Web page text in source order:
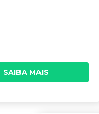
SAIBA MAIS